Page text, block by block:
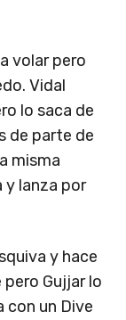
volar pero
Vidal
lo saca de
de parte de
misma
y lanza por
y hace
Gujjar lo
con un Dive